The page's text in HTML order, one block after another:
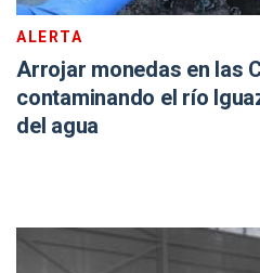
ALERTA
Arrojar monedas en las
contaminando el río
del agua